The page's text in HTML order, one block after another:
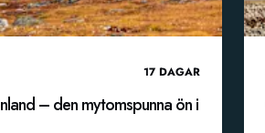
17 DAGAR
– den mytomspunna ön i